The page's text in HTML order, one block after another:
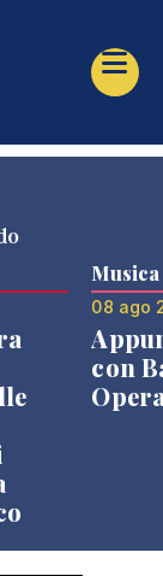
Musica
08 ago
con